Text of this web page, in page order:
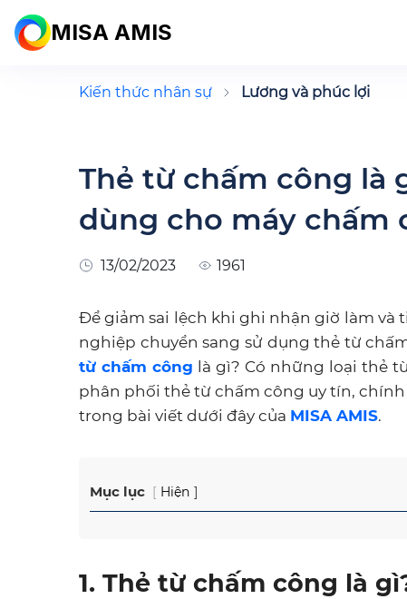
MISA AMIS
Kiến thức nhân sự Lương và phúc lợi
Thẻ từ chấm công là
dùng cho máy chấm
13/02/2023 1961
Để giảm sai lệch khi ghi nhận giờ làm
nghiệp chuyển sang sử dụng thẻ từ
từ chấm công là gì? Có những loại thẻ
phân phối thẻ từ chấm công uy tín,
trong bài viết dưới đây của MISA AMIS.
Mục lục Hiện
1. Thẻ từ chấm công là